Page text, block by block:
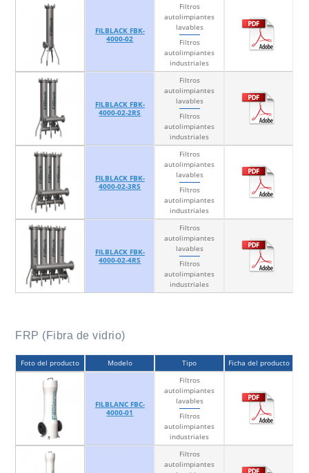
FILBLACK FBK-
4000-02
Filtros
autolimpiantes
lavables
Filtros
autolimpiantes
industriales
FILBLACK FBK-
4000-02-2RS
Filtros
autolimpiantes
lavables
Filtros
autolimpiantes
industriales
FILBLACK FBK-
4000-02-3RS
Filtros
autolimpiantes
lavables
Filtros
autolimpiantes
industriales
FILBLACK FBK-
4000-02-4RS
Filtros
autolimpiantes
lavables
Filtros
autolimpiantes
industriales
FRP (Fibra de vidrio)
Foto del producto Modelo Tipo Ficha del producto
FILBLANC FBC-
4000-01
Filtros
autolimpiantes
lavables
Filtros
autolimpiantes
industriales
Filtros
autolimpiantes